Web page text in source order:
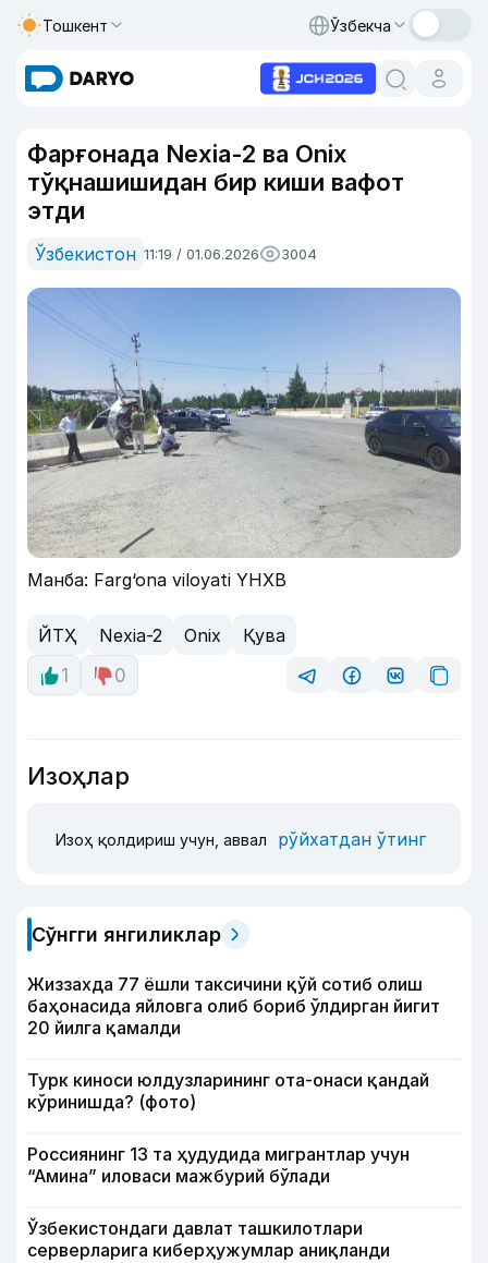
Тошкент Ўзбекча
Фарғонада Nexia-2 ва Onix
тўқнашишидан бир киши вафот
этди
Ўзбекистон 11:19 / 01.06.2026 3004
Манба: Farg‘ona viloyati YHXB
ЙТҲ Nexia-2 Onix
Қува
1
0
Изоҳлар
Изоҳ қолдириш учун, аввал рўйхатдан ўтинг
Сўнгги янгиликлар
Жиззахда 77 ёшли таксичини қўй сотиб олиш
баҳонасида яйловга олиб бориб ўлдирган йигит
20 йилга қамалди
Турк киноси юлдузларининг ота-онаси қандай
кўринишда? (фото)
Россиянинг 13 та ҳудудида мигрантлар учун
“Амина” иловаси мажбурий бўлади
Ўзбекистондаги давлат ташкилотлари
серверларига киберҳужумлар аниқланди